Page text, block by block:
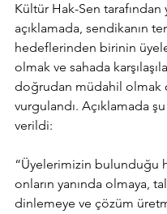
Kültür Hak-Sen tarafından
açıklamada, sendikanın
hedeflerinden birinin
olmak ve sahada
doğrudan müdahil olmak
vurgulandı. Açıklamada
verildi:
“Üyelerimizin bulunduğu
onların yanında olmaya,
dinlemeye ve çözüm